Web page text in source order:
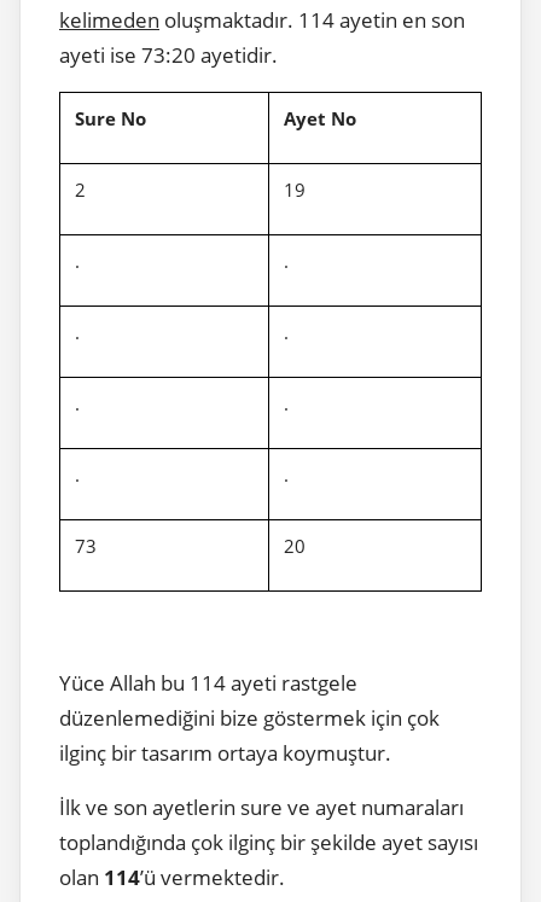
kelimeden oluşmaktadır. 114 ayetin en son
ayeti ise 73:20 ayetidir.
Sure No Ayet No
2 19
. .
. .
. .
. .
73 20
Yüce Allah bu 114 ayeti rastgele
düzenlemediğini bize göstermek için çok
ilginç bir tasarım ortaya koymuştur.
İlk ve son ayetlerin sure ve ayet numaraları
toplandığında çok ilginç bir şekilde ayet sayısı
olan 114’ü vermektedir.